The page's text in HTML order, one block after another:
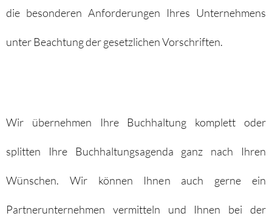
die besonderen Anforderungen Ihres Unternehmens
unter Beachtung der gesetzlichen Vorschriften.
Wir übernehmen Ihre Buchhaltung komplett oder
splitten Ihre Buchhaltungsagenda ganz nach Ihren
Wünschen. Wir können Ihnen auch gerne ein
Partnerunternehmen vermitteln und Ihnen bei der